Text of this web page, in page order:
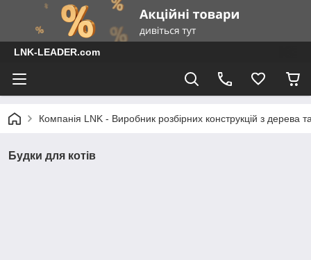
LNK-LEADER.com
Компанія LNK - Виробник розбірних конструкцій з дерева
Будки для котів